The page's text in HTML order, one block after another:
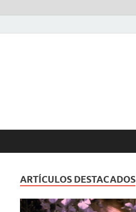
ARTÍCULOS DESTACADOS